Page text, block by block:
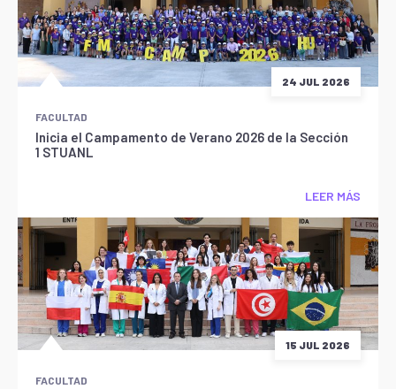
24 JUL 2026
FACULTAD
Inicia el Campamento de Verano 2026 de la Sección
1 STUANL
LEER MÁS
15 JUL 2026
FACULTAD